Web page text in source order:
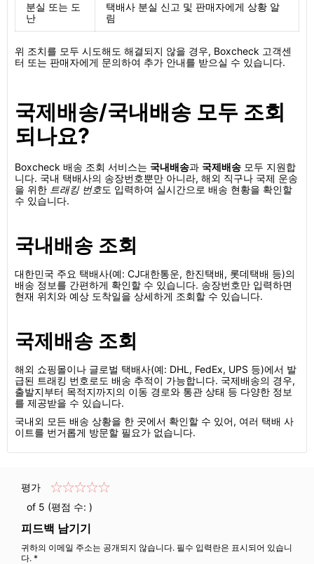
분실 또는 도
난
택배사 분실 신고 및 판매자에게 상황 알
림
위 조치를 모두 시도해도 해결되지 않을 경우, Boxcheck 고객센
터 또는 판매자에게 문의하여 추가 안내를 받으실 수 있습니다.
국제배송/국내배송 모두 조회
되나요?
Boxcheck 배송 조회 서비스는 국내배송과 국제배송 모두 지원합
니다. 국내 택배사의 송장번호뿐만 아니라, 해외 직구나 국제 운송
을 위한 트래킹 번호도 입력하여 실시간으로 배송 현황을 확인할
수 있습니다.
국내배송 조회
대한민국 주요 택배사(예: CJ대한통운, 한진택배, 롯데택배 등)의
배송 정보를 간편하게 확인할 수 있습니다. 송장번호만 입력하면
현재 위치와 예상 도착일을 상세하게 조회할 수 있습니다.
국제배송 조회
해외 쇼핑몰이나 글로벌 택배사(예: DHL, FedEx, UPS 등)에서 발
급된 트래킹 번호로도 배송 추적이 가능합니다. 국제배송의 경우,
출발지부터 목적지까지의 이동 경로와 통관 상태 등 다양한 정보
를 제공받을 수 있습니다.
국내외 모든 배송 상황을 한 곳에서 확인할 수 있어, 여러 택배 사
이트를 번거롭게 방문할 필요가 없습니다.
평가
of 5 (평점 수: )
피드백 남기기
귀하의 이메일 주소는 공개되지 않습니다. 필수 입력란은 표시되어 있습니
다. *